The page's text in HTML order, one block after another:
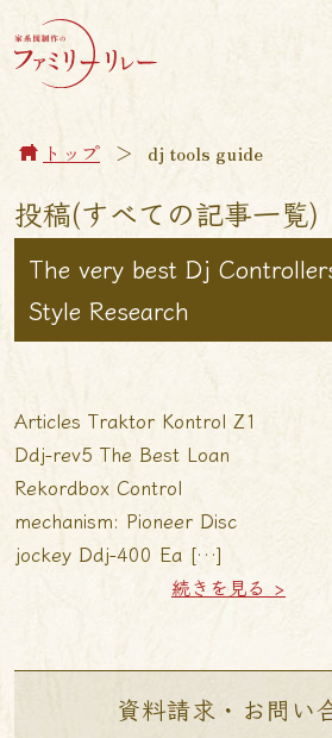
トップ ＞ dj tools guide
投稿(すべての記事一覧)
The very best Dj
Style Research
Articles Traktor Kontrol Z1
Ddj-rev5 The Best Loan
Rekordbox Control
mechanism: Pioneer Disc
jockey Ddj-400 Ea […]
続きを見る >
資料請求・お問い